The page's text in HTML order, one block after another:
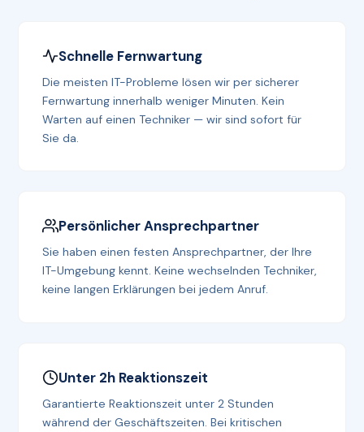
Schnelle Fernwartung
Die meisten IT-Probleme lösen wir per sicherer
Fernwartung innerhalb weniger Minuten. Kein
Warten auf einen Techniker — wir sind sofort für
Sie da.
Persönlicher Ansprechpartner
Sie haben einen festen Ansprechpartner, der Ihre
IT-Umgebung kennt. Keine wechselnden Techniker,
keine langen Erklärungen bei jedem Anruf.
Unter 2h Reaktionszeit
Garantierte Reaktionszeit unter 2 Stunden
während der Geschäftszeiten. Bei kritischen